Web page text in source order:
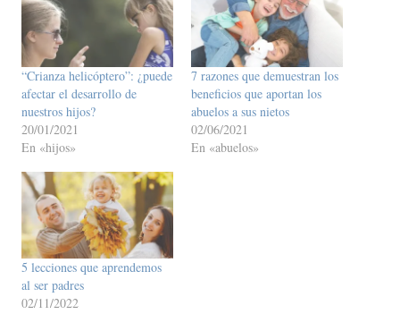
“Crianza helicóptero”: ¿puede
afectar el desarrollo de
nuestros hijos?
20/01/2021
En «hijos»
7 razones que demuestran los
beneficios que aportan los
abuelos a sus nietos
02/06/2021
En «abuelos»
5 lecciones que aprendemos
al ser padres
02/11/2022